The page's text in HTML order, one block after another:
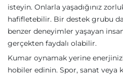
isteyin. Onlarla yaşadığınız
hafifletebilir. Bir destek grubu
benzer deneyimler yaşayan
gerçekten faydalı olabilir.
Kumar oynamak yerine
hobiler edinin. Spor, sanat veya